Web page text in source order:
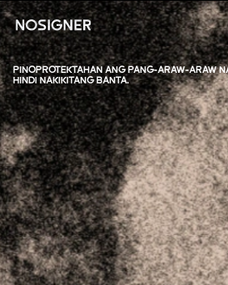
HOME
PINOPROTEKTAHAN ANG PANG-ARAW-ARAW
HINDI NAKIKITANG BANTA.